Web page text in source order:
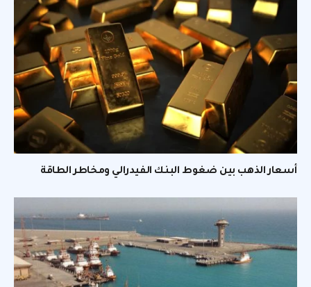
أسعار الذهب بين ضغوط البنك الفيدرالي ومخاطر الطاقة